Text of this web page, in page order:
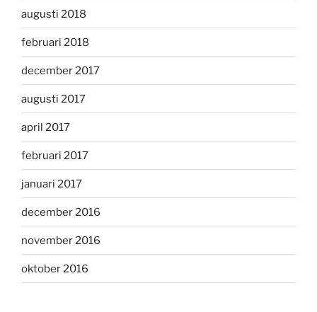
augusti 2018
februari 2018
december 2017
augusti 2017
april 2017
februari 2017
januari 2017
december 2016
november 2016
oktober 2016